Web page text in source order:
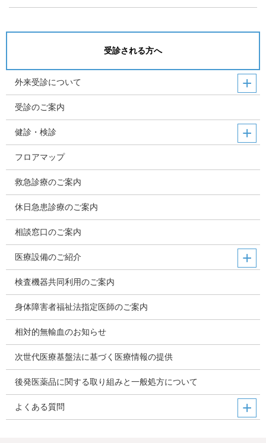
受診される方へ
外来受診について
受診のご案内
健診・検診
フロアマップ
救急診療のご案内
休日急患診療のご案内
相談窓口のご案内
医療設備のご紹介
検査機器共同利用のご案内
身体障害者福祉法指定医師のご案内
相対的無輸血のお知らせ
次世代医療基盤法に基づく医療情報の提供
後発医薬品に関する取り組みと一般処方について
よくある質問